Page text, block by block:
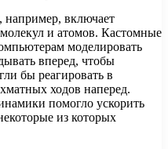
например, включает
и атомов. Кастомные
моделировать
вперед, чтобы
бы реагировать в
ходов наперед.
помогло ускорить
из которых